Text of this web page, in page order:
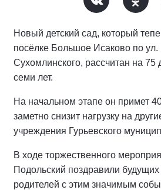
Новый детский сад, который
посёлке Большое Исаково по ул.
Сухомлинского, рассчитан на 75
семи лет.
На начальном этапе он примет
заметно снизит нагрузку на
учреждения Гурьевского
В ходе торжественного
Подольский поздравили
родителей с этим значимым